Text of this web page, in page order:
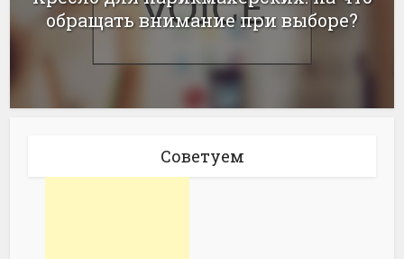
обращать внимание при выборе?
Советуем